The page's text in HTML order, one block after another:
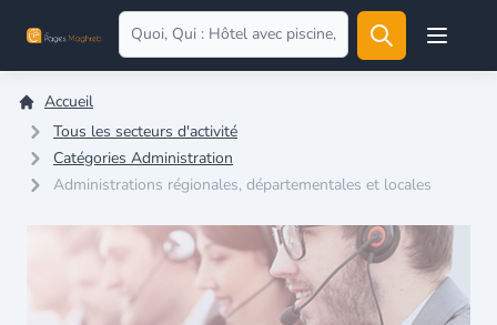
Open
Accueil
Tous les secteurs d'activité
Catégories Administration
Administrations régionales, départementales et locales